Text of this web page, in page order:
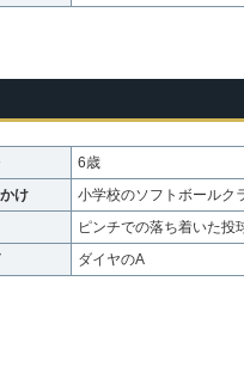
6歳
け
小学校のソフトボールク
ピンチでの落ち着いた投
ダイヤのA